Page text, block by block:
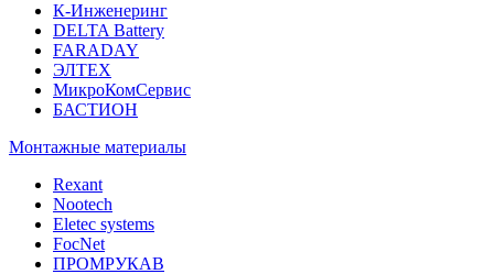
К-Инженеринг
DELTA Battery
FARADAY
ЭЛТЕХ
МикроКомСервис
БАСТИОН
Монтажные материалы
Rexant
Nootech
Eletec systems
FocNet
ПРОМРУКАВ